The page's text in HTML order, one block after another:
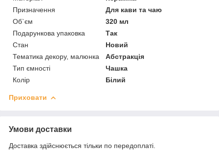
Призначення
Для кави та чаю
Об`єм
320 мл
Подарункова упаковка
Так
Стан
Новий
Тематика декору, малюнка
Абстракція
Тип ємності
Чашка
Колір
Білий
Приховати
Умови доставки
Доставка здійснюється тільки по передоплаті.